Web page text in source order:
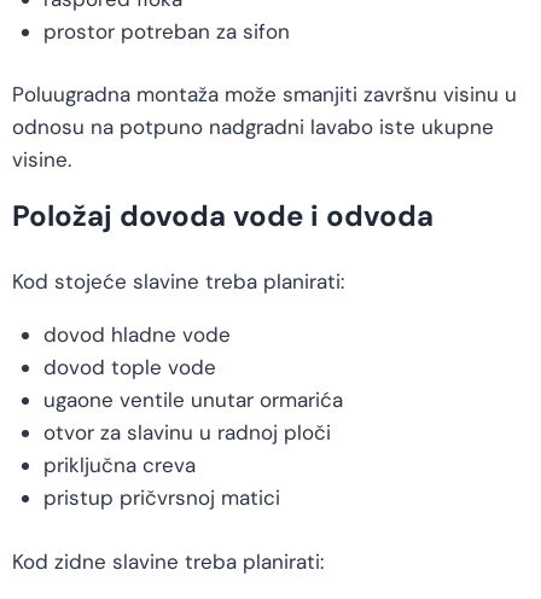
prostor potreban za sifon
Poluugradna montaža može smanjiti završnu visinu u
odnosu na potpuno nadgradni lavabo iste ukupne
visine.
Položaj dovoda vode i odvoda
Kod stojeće slavine treba planirati:
dovod hladne vode
dovod tople vode
ugaone ventile unutar ormarića
otvor za slavinu u radnoj ploči
priključna creva
pristup pričvrsnoj matici
Kod zidne slavine treba planirati: